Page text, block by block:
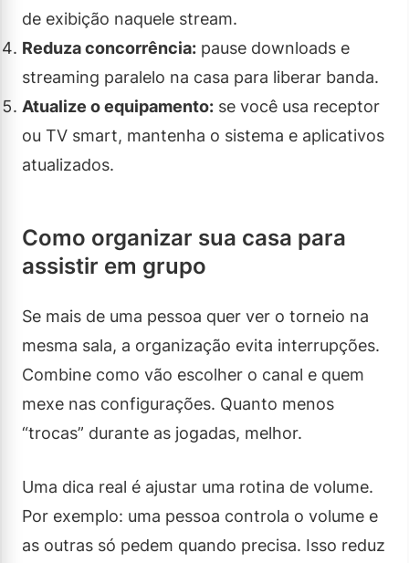
de exibição naquele stream.
Reduza concorrência: pause downloads e
streaming paralelo na casa para liberar banda.
Atualize o equipamento: se você usa receptor
ou TV smart, mantenha o sistema e aplicativos
atualizados.
Como organizar sua casa para
assistir em grupo
Se mais de uma pessoa quer ver o torneio na
mesma sala, a organização evita interrupções.
Combine como vão escolher o canal e quem
mexe nas configurações. Quanto menos
“trocas” durante as jogadas, melhor.
Uma dica real é ajustar uma rotina de volume.
Por exemplo: uma pessoa controla o volume e
as outras só pedem quando precisa. Isso reduz